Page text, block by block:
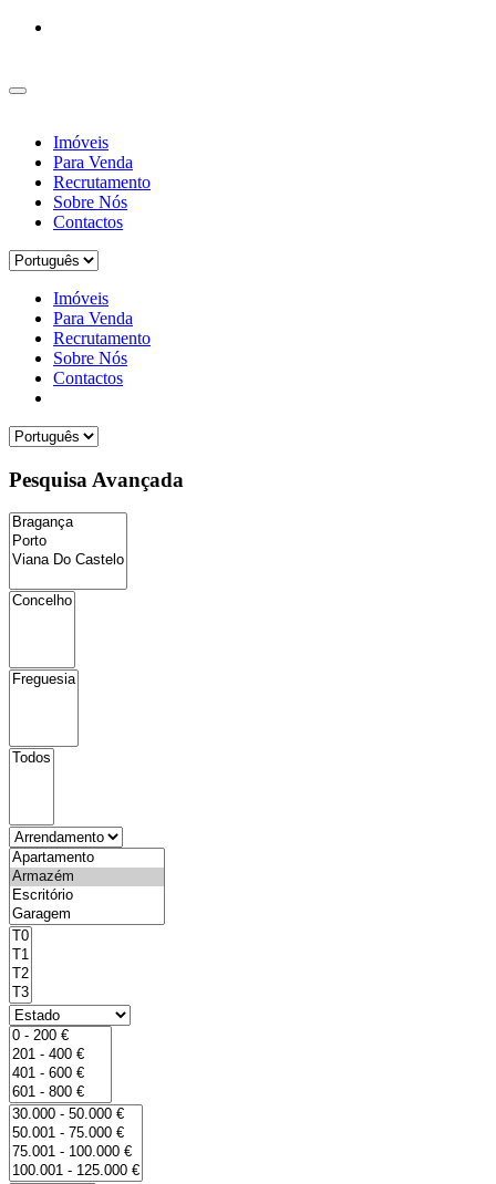
Imóveis
Para Venda
Recrutamento
Sobre Nós
Contactos
Imóveis
Para Venda
Recrutamento
Sobre Nós
Contactos
Pesquisa Avançada